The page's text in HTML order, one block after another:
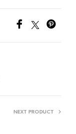
NEXT PRODUCT